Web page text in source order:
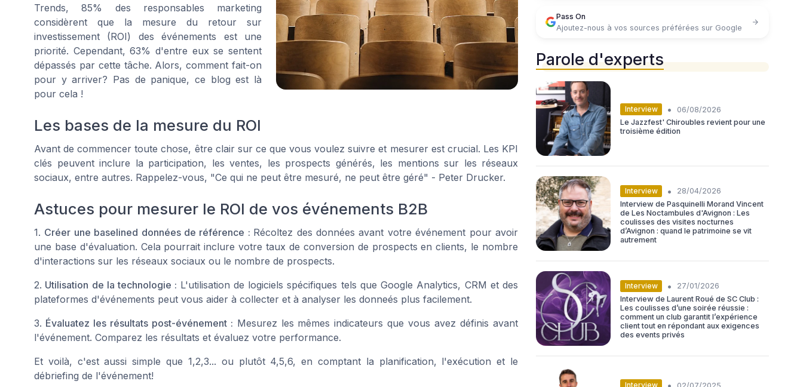
Trends, 85% des responsables marketing
considèrent que la mesure du retour sur
investissement (ROI) des événements est une
priorité. Cependant, 63% d'entre eux se sentent
dépassés par cette tâche. Alors, comment fait-on
pour y arriver? Pas de panique, ce blog est là
pour cela !
Les bases de la mesure du ROI
Avant de commencer toute chose, être clair sur ce que vous voulez suivre et mesurer est crucial. Les KPI
clés peuvent inclure la participation, les ventes, les prospects générés, les mentions sur les réseaux
sociaux, entre autres. Rappelez-vous, "Ce qui ne peut être mesuré, ne peut être géré" - Peter Drucker.
Astuces pour mesurer le ROI de vos événements B2B
1. Créer une baselined données de référence : Récoltez des données avant votre événement pour avoir
une base d'évaluation. Cela pourrait inclure votre taux de conversion de prospects en clients, le nombre
d'interactions sur les réseaux sociaux ou le nombre de prospects.
2. Utilisation de la technologie : L'utilisation de logiciels spécifiques tels que Google Analytics, CRM et des
plateformes d'événements peut vous aider à collecter et à analyser les donneés plus facilement.
3. Évaluatez les résultats post-événement : Mesurez les mêmes indicateurs que vous avez définis avant
l'événement. Comparez les résultats et évaluez votre performance.
Et voilà, c'est aussi simple que 1,2,3... ou plutôt 4,5,6, en comptant la planification, l'exécution et le
débriefing de l'événement!
Pass On
Ajoutez-nous à vos sources préférées sur Google
Parole d'experts
Interview •
06/08/2026
Le Jazzfest' Chiroubles revient pour une
troisième édition
Interview •
28/04/2026
Interview de Pasquinelli Morand Vincent
de Les Noctambules d'Avignon : Les
coulisses des visites nocturnes
d’Avignon : quand le patrimoine se vit
autrement
Interview •
27/01/2026
Interview de Laurent Roué de SC Club :
Les coulisses d’une soirée réussie :
comment un club garantit l’expérience
client tout en répondant aux exigences
des events privés
Interview